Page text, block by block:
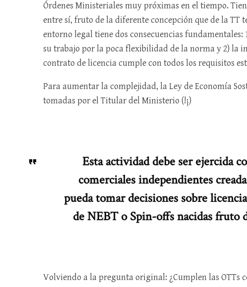
Órdenes Ministeriales muy próximas en el tiempo.
entre sí, fruto de la diferente concepción que de la TT
entorno legal tiene dos consecuencias
su trabajo por la poca flexibilidad de la norma y 2)
contrato de licencia cumple con todos los requisitos
Para aumentar la complejidad, la Ley de Economía
tomadas por el Titular del Ministerio (!¡)
Esta actividad debe ser ejercida
comerciales independientes
pueda tomar decisiones sobre
de NEBT o Spin-offs nacidas fruto
Volviendo a la pregunta original: ¿Cumplen las OTTs